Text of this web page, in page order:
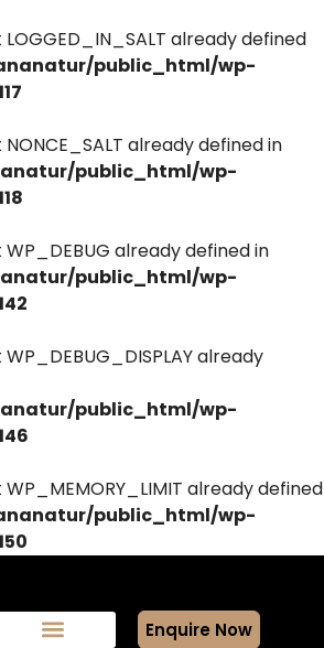
already defined
public_html/wp-
already defined in
public_html/wp-
already defined in
public_html/wp-
already
public_html/wp-
already defined
public_html/wp-
Enquire Now